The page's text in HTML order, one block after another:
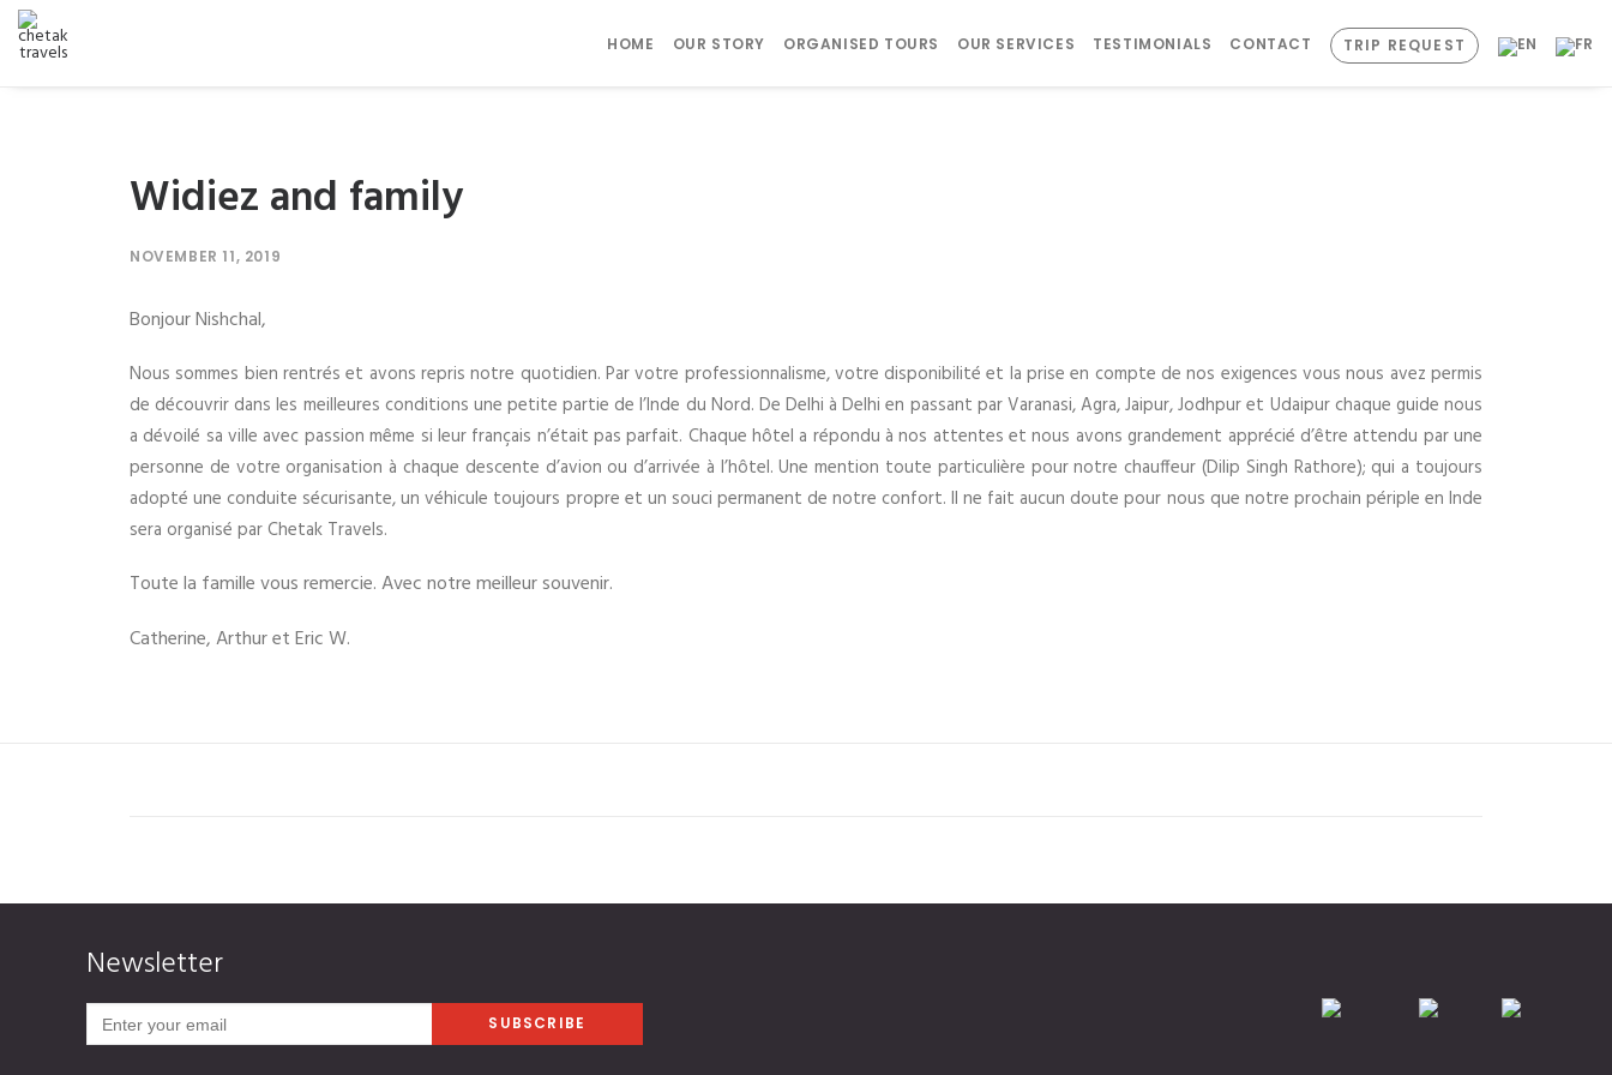
HOME OUR STORY ORGANISED TOURS OUR SERVICES TESTIMONIALS CONTACT TRIP REQUEST
Widiez and family
NOVEMBER 11, 2019
Bonjour Nishchal,
Nous sommes bien rentrés et avons repris notre quotidien. Par votre professionnalisme, votre disponibilité et la prise en compte de nos exigences vous nous avez permis
de découvrir dans les meilleures conditions une petite partie de l’Inde du Nord. De Delhi à Delhi en passant par Varanasi, Agra, Jaipur, Jodhpur et Udaipur chaque guide nous
a dévoilé sa ville avec passion même si leur français n’était pas parfait. Chaque hôtel a répondu à nos attentes et nous avons grandement apprécié d’être attendu par une
personne de votre organisation à chaque descente d’avion ou d’arrivée à l’hôtel. Une mention toute particulière pour notre chauffeur (Dilip Singh Rathore); qui a toujours
adopté une conduite sécurisante, un véhicule toujours propre et un souci permanent de notre confort. Il ne fait aucun doute pour nous que notre prochain périple en Inde
sera organisé par Chetak Travels.
Toute la famille vous remercie. Avec notre meilleur souvenir.
Catherine, Arthur et Eric W.
Newsletter